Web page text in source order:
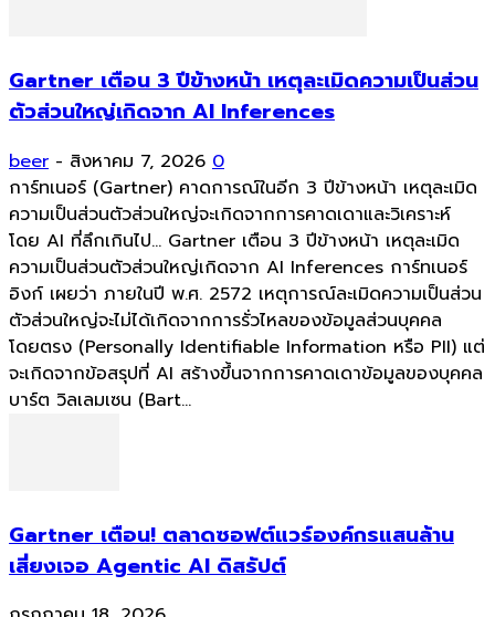
Gartner เตือน 3 ปีข้างหน้า เหตุละเมิดความเป็นส่วน
ตัวส่วนใหญ่เกิดจาก AI Inferences
beer - สิงหาคม 7, 2026 0
การ์ทเนอร์ (Gartner) คาดการณ์ในอีก 3 ปีข้างหน้า เหตุละเมิด
ความเป็นส่วนตัวส่วนใหญ่จะเกิดจากการคาดเดาและวิเคราะห์
โดย AI ที่ลึกเกินไป... Gartner เตือน 3 ปีข้างหน้า เหตุละเมิด
ความเป็นส่วนตัวส่วนใหญ่เกิดจาก AI Inferences การ์ทเนอร์
อิงก์ เผยว่า ภายในปี พ.ศ. 2572 เหตุการณ์ละเมิดความเป็นส่วน
ตัวส่วนใหญ่จะไม่ได้เกิดจากการรั่วไหลของข้อมูลส่วนบุคคล
โดยตรง (Personally Identifiable Information หรือ PII) แต่
จะเกิดจากข้อสรุปที่ AI สร้างขึ้นจากการคาดเดาข้อมูลของบุคคล
บาร์ต วิลเลมเซน (Bart...
Gartner เตือน! ตลาดซอฟต์แวร์องค์กรแสนล้าน
เสี่ยงเจอ Agentic AI ดิสรัปต์